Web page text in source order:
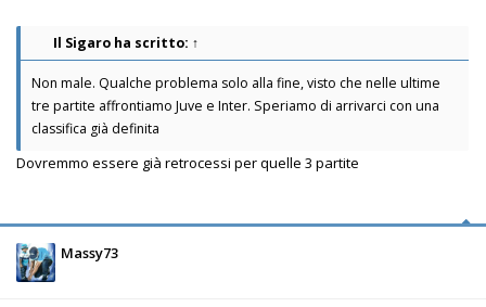
Il Sigaro ha scritto: ↑
Non male. Qualche problema solo alla fine, visto che nelle ultime
tre partite affrontiamo Juve e Inter. Speriamo di arrivarci con una
classifica già definita
Dovremmo essere già retrocessi per quelle 3 partite
Massy73